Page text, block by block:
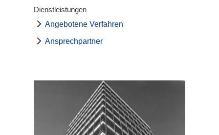
Dienstleistungen
Angebotene Verfahren
Ansprechpartner